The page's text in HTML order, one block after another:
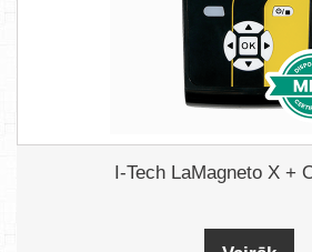
I-Tech LaMagneto X +